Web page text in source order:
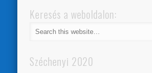
Keresés a weboldalon:
Széchenyi 2020